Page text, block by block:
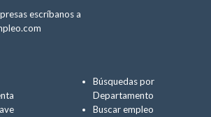
escríbanos a
Búsquedas por
Departamento
Buscar empleo